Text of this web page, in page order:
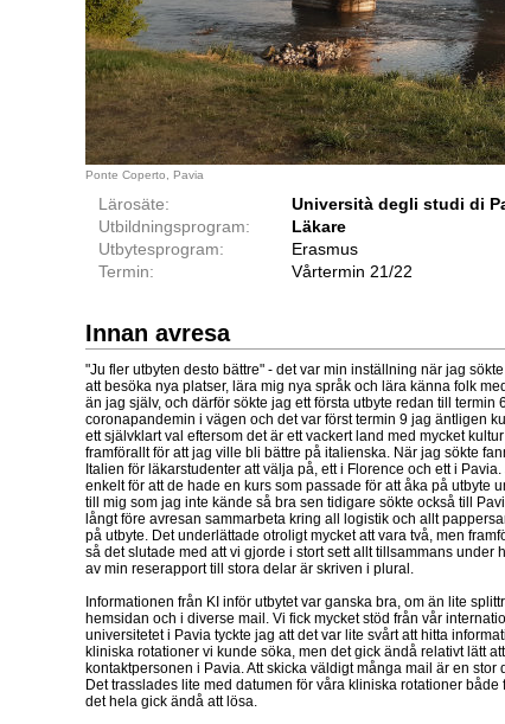
Ponte Coperto, Pavia
Lärosäte:
Università degli studi di
Utbildningsprogram:
Läkare
Utbytesprogram:
Erasmus
Termin:
Vårtermin 21/22
Innan avresa
"Ju fler utbyten desto bättre" - det var min inställning när jag
att besöka nya platser, lära mig nya språk och lära känna folk
än jag själv, och därför sökte jag ett första utbyte redan till termin
coronapandemin i vägen och det var först termin 9 jag äntligen
ett självklart val eftersom det är ett vackert land med mycket
framförallt för att jag ville bli bättre på italienska. När jag sökte
Italien för läkarstudenter att välja på, ett i Florence och ett i
enkelt för att de hade en kurs som passade för att åka på utbyte
till mig som jag inte kände så bra sen tidigare sökte också till
långt före avresan sammarbeta kring all logistik och allt
på utbyte. Det underlättade otroligt mycket att vara två, men
så det slutade med att vi gjorde i stort sett allt tillsammans under
av min reserapport till stora delar är skriven i plural.
Informationen från KI inför utbytet var ganska bra, om än lite
hemsidan och i diverse mail. Vi fick mycket stöd från vår
universitetet i Pavia tyckte jag att det var lite svårt att hitta
kliniska rotationer vi kunde söka, men det gick ändå relativt lätt
kontaktpersonen i Pavia. Att skicka väldigt många mail är en stor
Det trasslades lite med datumen för våra kliniska rotationer både
det hela gick ändå att lösa.